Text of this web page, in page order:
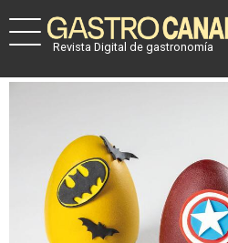
Revista Digital de gastronomía